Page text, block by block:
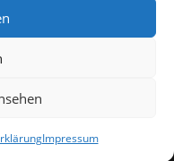
Impressum
Impressum